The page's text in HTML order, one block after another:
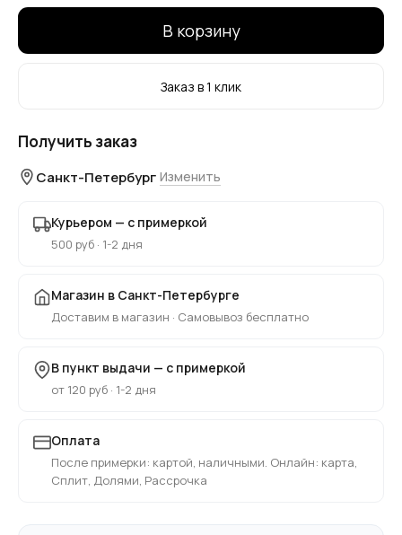
В корзину
Заказ в 1 клик
Получить заказ
Санкт-Петербург Изменить
Курьером — с примеркой
500 руб · 1-2 дня
Магазин в Санкт-Петербурге
Доставим в магазин · Самовывоз бесплатно
В пункт выдачи — с примеркой
от 120 руб · 1-2 дня
Оплата
После примерки: картой, наличными. Онлайн: карта,
Сплит, Долями, Рассрочка